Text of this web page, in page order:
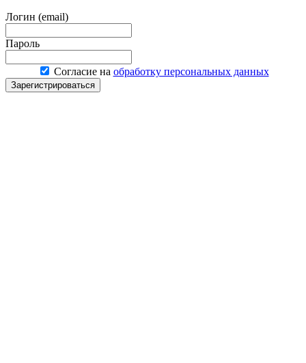
Логин (email)
Пароль
Согласие на обработку персональных данных
Зарегистрироваться